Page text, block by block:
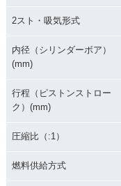
2スト・吸気形式
内径（シリンダーボア）
(mm)
行程（ピストンストロー
ク）(mm)
圧縮比（:1）
燃料供給方式